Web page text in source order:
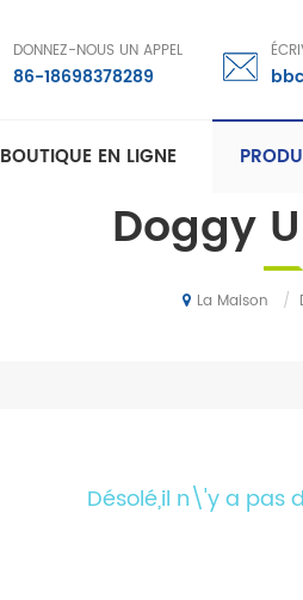
DONNEZ-NOUS UN APPEL
86-18698378289
BOUTIQUE EN LIGNE
Doggy
La Maison /
Désolé,il n\'y a pas